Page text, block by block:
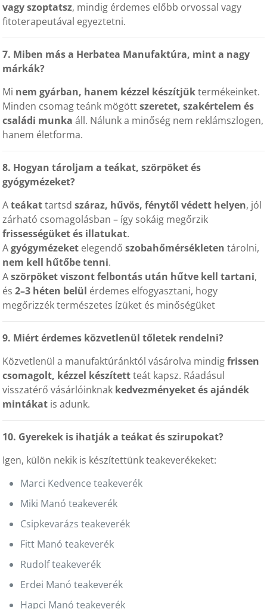
vagy szoptatsz, mindig érdemes előbb orvossal vagy
fitoterapeutával egyeztetni.
7. Miben más a Herbatea Manufaktúra, mint a nagy
márkák?
Mi nem gyárban, hanem kézzel készítjüktermékeinket.
Minden csomag teánk mögöttszeretet, szakértelem és
családi munka áll. Nálunk a minőség nem reklámszlogen,
hanem életforma.
8. Hogyan tároljam a teákat, szörpöket és
gyógymézeket?
Ateákattartsdszáraz, hűvös, fénytől védett helyen, jól
zárható csomagolásban – így sokáig megőrzik
frissességüket és illatukat.
Agyógymézeket elegendőszobahőmérsékleten tárolni,
nem kell hűtőbe tenni.
Aszörpöket viszont felbontás után hűtve kell tartani,
és2–3 héten belül érdemes elfogyasztani, hogy
megőrizzék természetes ízüket és minőségüket
9. Miért érdemes közvetlenül tőletek rendelni?
Közvetlenül a manufaktúránktól vásárolva mindigfrissen
csomagolt, kézzel készítettteát kapsz. Ráadásul
visszatérő vásárlóinknak kedvezményeket és ajándék
mintákat is adunk.
10. Gyerekek is ihatják a teákat és szirupokat?
Igen, külön nekik is készítettünk teakeverékeket:
Marci Kedvence teakeverék
Miki Manó teakeverék
Csipkevarázs teakeverék
Fitt Manó teakeverék
Rudolf teakeverék
Erdei Manó teakeverék
Hapci Manó teakeverék